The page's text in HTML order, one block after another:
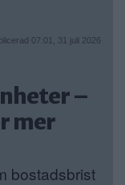
07:01, 31 juli 2026
–
mer
bostadsbrist